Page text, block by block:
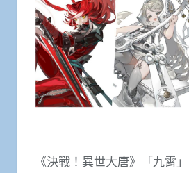
《決戰！異世大唐》「九霄